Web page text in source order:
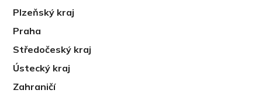
Plzeňský kraj
Praha
Středočeský kraj
Ústecký kraj
Zahraničí